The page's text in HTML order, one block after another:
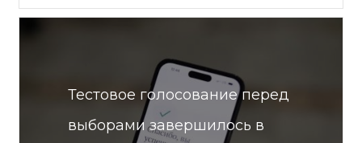
Тестовое голосование перед
выборами завершилось в